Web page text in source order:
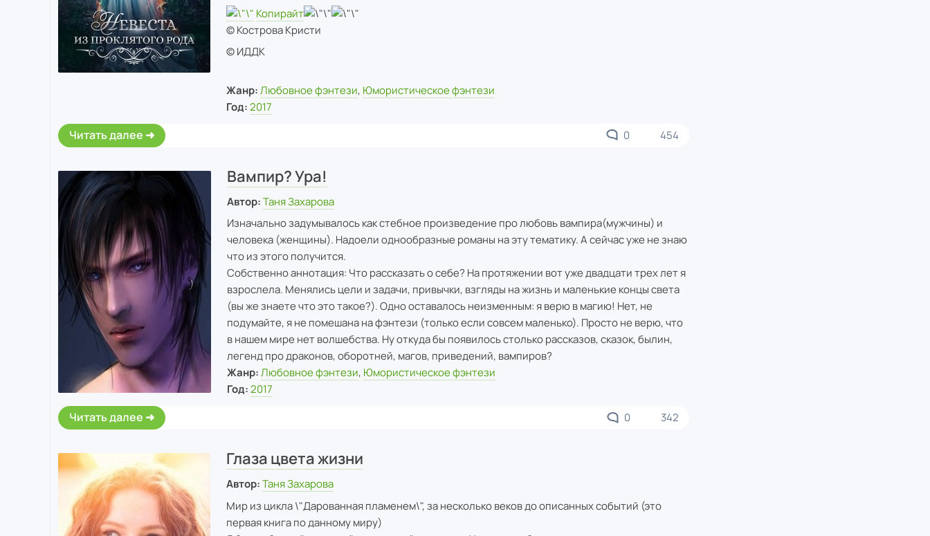
Копирайт
© Кострова Кристи
© ИДДК
Жанр: Любовное фэнтези, Юмористическое фэнтези
Год: 2017
Читать далее 0 454
Вампир? Ура!
Автор: Таня Захарова
Изначально задумывалось как стебное произведение про любовь вампира(мужчины) и
человека (женщины). Надоели однообразные романы на эту тематику. А сейчас уже не знаю
что из этого получится.
Собственно аннотация: Что рассказать о себе? На протяжении вот уже двадцати трех лет я
взрослела. Менялись цели и задачи, привычки, взгляды на жизнь и маленькие концы света
(вы же знаете что это такое?). Одно оставалось неизменным: я верю в магию! Нет, не
подумайте, я не помешана на фэнтези (только если совсем маленько). Просто не верю, что
в нашем мире нет волшебства. Ну откуда бы появилось столько рассказов, сказок, былин,
легенд про драконов, оборотней, магов, приведений, вампиров?
Жанр: Любовное фэнтези, Юмористическое фэнтези
Год: 2017
Читать далее 0 342
Глаза цвета жизни
Автор: Таня Захарова
Мир из цикла \"Дарованная пламенем\", за несколько веков до описанных событий (это
первая книга по данному миру)